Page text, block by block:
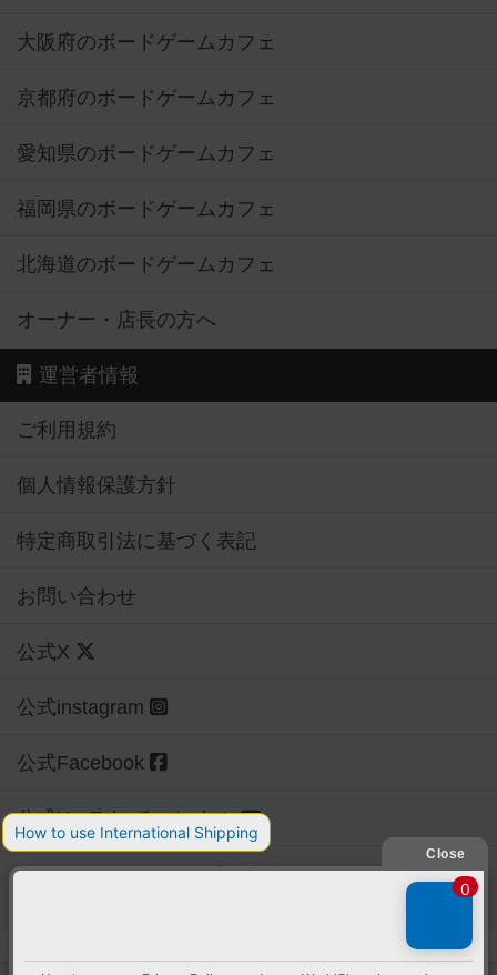
大阪府のボードゲームカフェ
京都府のボードゲームカフェ
愛知県のボードゲームカフェ
福岡県のボードゲームカフェ
北海道のボードゲームカフェ
オーナー・店長の方へ
運営者情報
ご利用規約
個人情報保護方針
特定商取引法に基づく表記
お問い合わせ
公式X
公式instagram
公式Facebook
公式YouTubeチャンネル
Copyright (c)